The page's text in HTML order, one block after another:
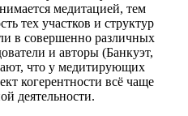
медитацией, тем
тех участков и структур
в совершенно различных
и авторы (Банкуэт,
что у медитирующих
когерентности всё чаще
деятельности.